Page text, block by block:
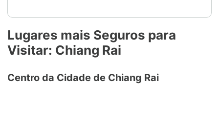
Lugares mais Seguros para
Visitar: Chiang Rai
Centro da Cidade de Chiang Rai